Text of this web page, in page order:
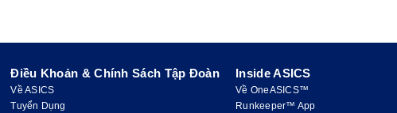
Điều Khoản & Chính Sách Tập Đoàn
Về ASICS
Tuyển Dụng
Inside ASICS
Về OneASICS™
Runkeeper™ App